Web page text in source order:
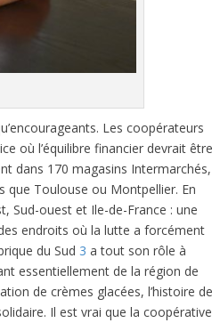
Les coopérateurs
où l’équilibre financier devrait
dans 170 magasins Intermarchés,
que Toulouse ou Montpellier. En
Sud-ouest et Ile-de-France : une
endroits où la lutte a forcément
du Sud 3 a tout son rôle à
essentiellement de la région de
de crèmes glacées, l’histoire
Il est vrai que la coopérative